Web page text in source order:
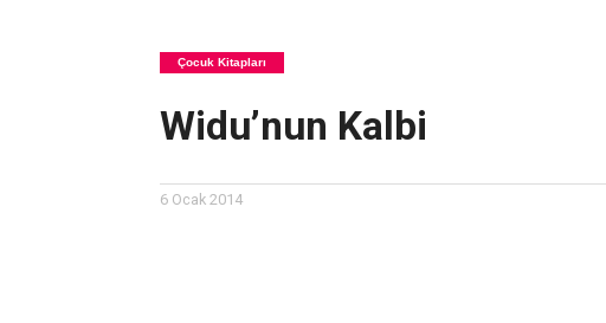
Çocuk Kitapları
Widu’nun Kalbi
6 Ocak 2014